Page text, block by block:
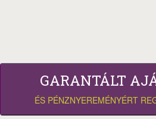
GARANTÁLT
ÉS PÉNZNYEREMÉNYÉRT